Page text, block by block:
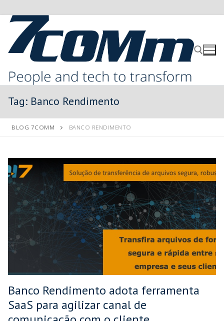
Tag: Banco Rendimento
BLOG 7COMM BANCO RENDIMENTO
Banco Rendimento adota ferramenta
SaaS para agilizar canal de